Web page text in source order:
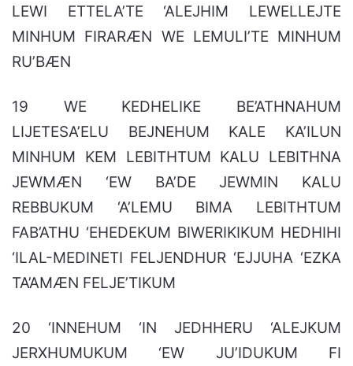
LEWI ETTELA’TE ‘ALEJHIM LEWELLEJTE
MINHUM FIRARÆN WE LEMULI’TE MINHUM
RU’BÆN
19 WE KEDHELIKE BE’ATHNAHUM
LIJETESA’ELU BEJNEHUM KALE KA’ILUN
MINHUM KEM LEBITHTUM KALU LEBITHNA
JEWMÆN ‘EW BA’DE JEWMIN KALU
REBBUKUM ‘A’LEMU BIMA LEBITHTUM
FAB’ATHU ‘EHEDEKUM BIWERIKIKUM HEDHIHI
‘ILAL-MEDINETI FELJENDHUR ‘EJJUHA ‘EZKA
TA’AMÆN FELJE’TIKUM
20 ‘INNEHUM ‘IN JEDHHERU ‘ALEJKUM
JERXHUMUKUM ‘EW JU’IDUKUM FI